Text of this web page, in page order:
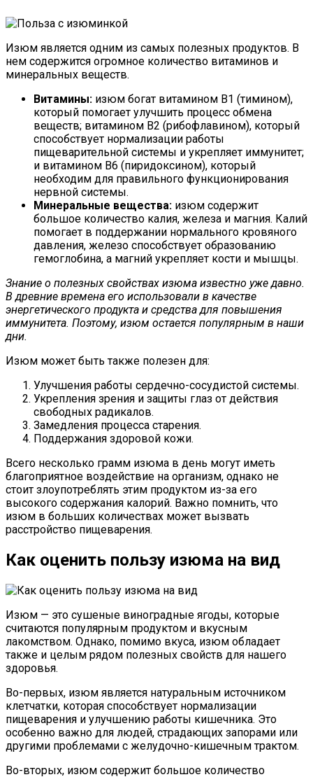
Изюм является одним из самых полезных продуктов. В
нем содержится огромное количество витаминов и
минеральных веществ.
Витамины: изюм богат витамином В1 (тимином),
который помогает улучшить процесс обмена
веществ; витамином В2 (рибофлавином), который
способствует нормализации работы
пищеварительной системы и укрепляет иммунитет;
и витамином В6 (пиридоксином), который
необходим для правильного функционирования
нервной системы.
Минеральные вещества: изюм содержит
большое количество калия, железа и магния. Калий
помогает в поддержании нормального кровяного
давления, железо способствует образованию
гемоглобина, а магний укрепляет кости и мышцы.
Знание о полезных свойствах изюма известно уже давно.
В древние времена его использовали в качестве
энергетического продукта и средства для повышения
иммунитета. Поэтому, изюм остается популярным в наши
дни.
Изюм может быть также полезен для:
Улучшения работы сердечно-сосудистой системы.
Укрепления зрения и защиты глаз от действия
свободных радикалов.
Замедления процесса старения.
Поддержания здоровой кожи.
Всего несколько грамм изюма в день могут иметь
благоприятное воздействие на организм, однако не
стоит злоупотреблять этим продуктом из-за его
высокого содержания калорий. Важно помнить, что
изюм в больших количествах может вызвать
расстройство пищеварения.
Как оценить пользу изюма на вид
Изюм — это сушеные виноградные ягоды, которые
считаются популярным продуктом и вкусным
лакомством. Однако, помимо вкуса, изюм обладает
также и целым рядом полезных свойств для нашего
здоровья.
Во-первых, изюм является натуральным источником
клетчатки, которая способствует нормализации
пищеварения и улучшению работы кишечника. Это
особенно важно для людей, страдающих запорами или
другими проблемами с желудочно-кишечным трактом.
Во-вторых, изюм содержит большое количество